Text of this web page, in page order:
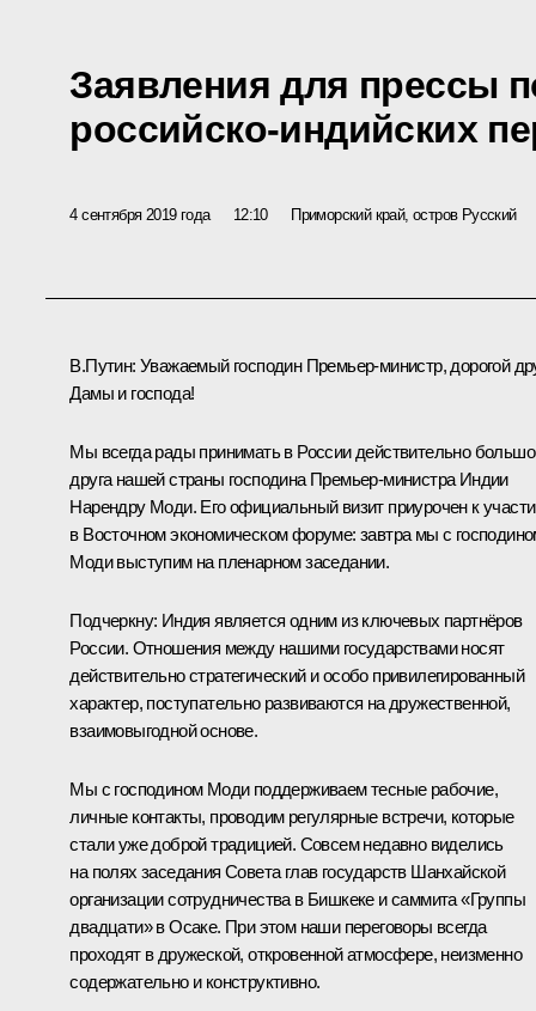
Заявления для прессы
российско-индийских
4 сентября 2019 года 12:10 Приморский край, остров Русский
В.Путин: Уважаемый господин Премьер-министр, дорогой
Дамы и господа!
Мы всегда рады принимать в России действительно
друга нашей страны господина Премьер-министра Индии
Нарендру Моди. Его официальный визит приурочен к
в Восточном экономическом форуме: завтра мы с
Моди выступим на пленарном заседании.
Подчеркну: Индия является одним из ключевых партнёров
России. Отношения между нашими государствами носят
действительно стратегический и особо привилегированный
характер, поступательно развиваются на дружественной,
взаимовыгодной основе.
Мы с господином Моди поддерживаем тесные рабочие,
личные контакты, проводим регулярные встречи, которые
стали уже доброй традицией. Совсем недавно виделись
на полях заседания Совета глав государств Шанхайской
организации сотрудничествав Бишкеке и саммита «Группы
двадцати» в Осаке. При этом наши переговоры всегда
проходят в дружеской, откровенной атмосфере, неизменно
содержательно и конструктивно.